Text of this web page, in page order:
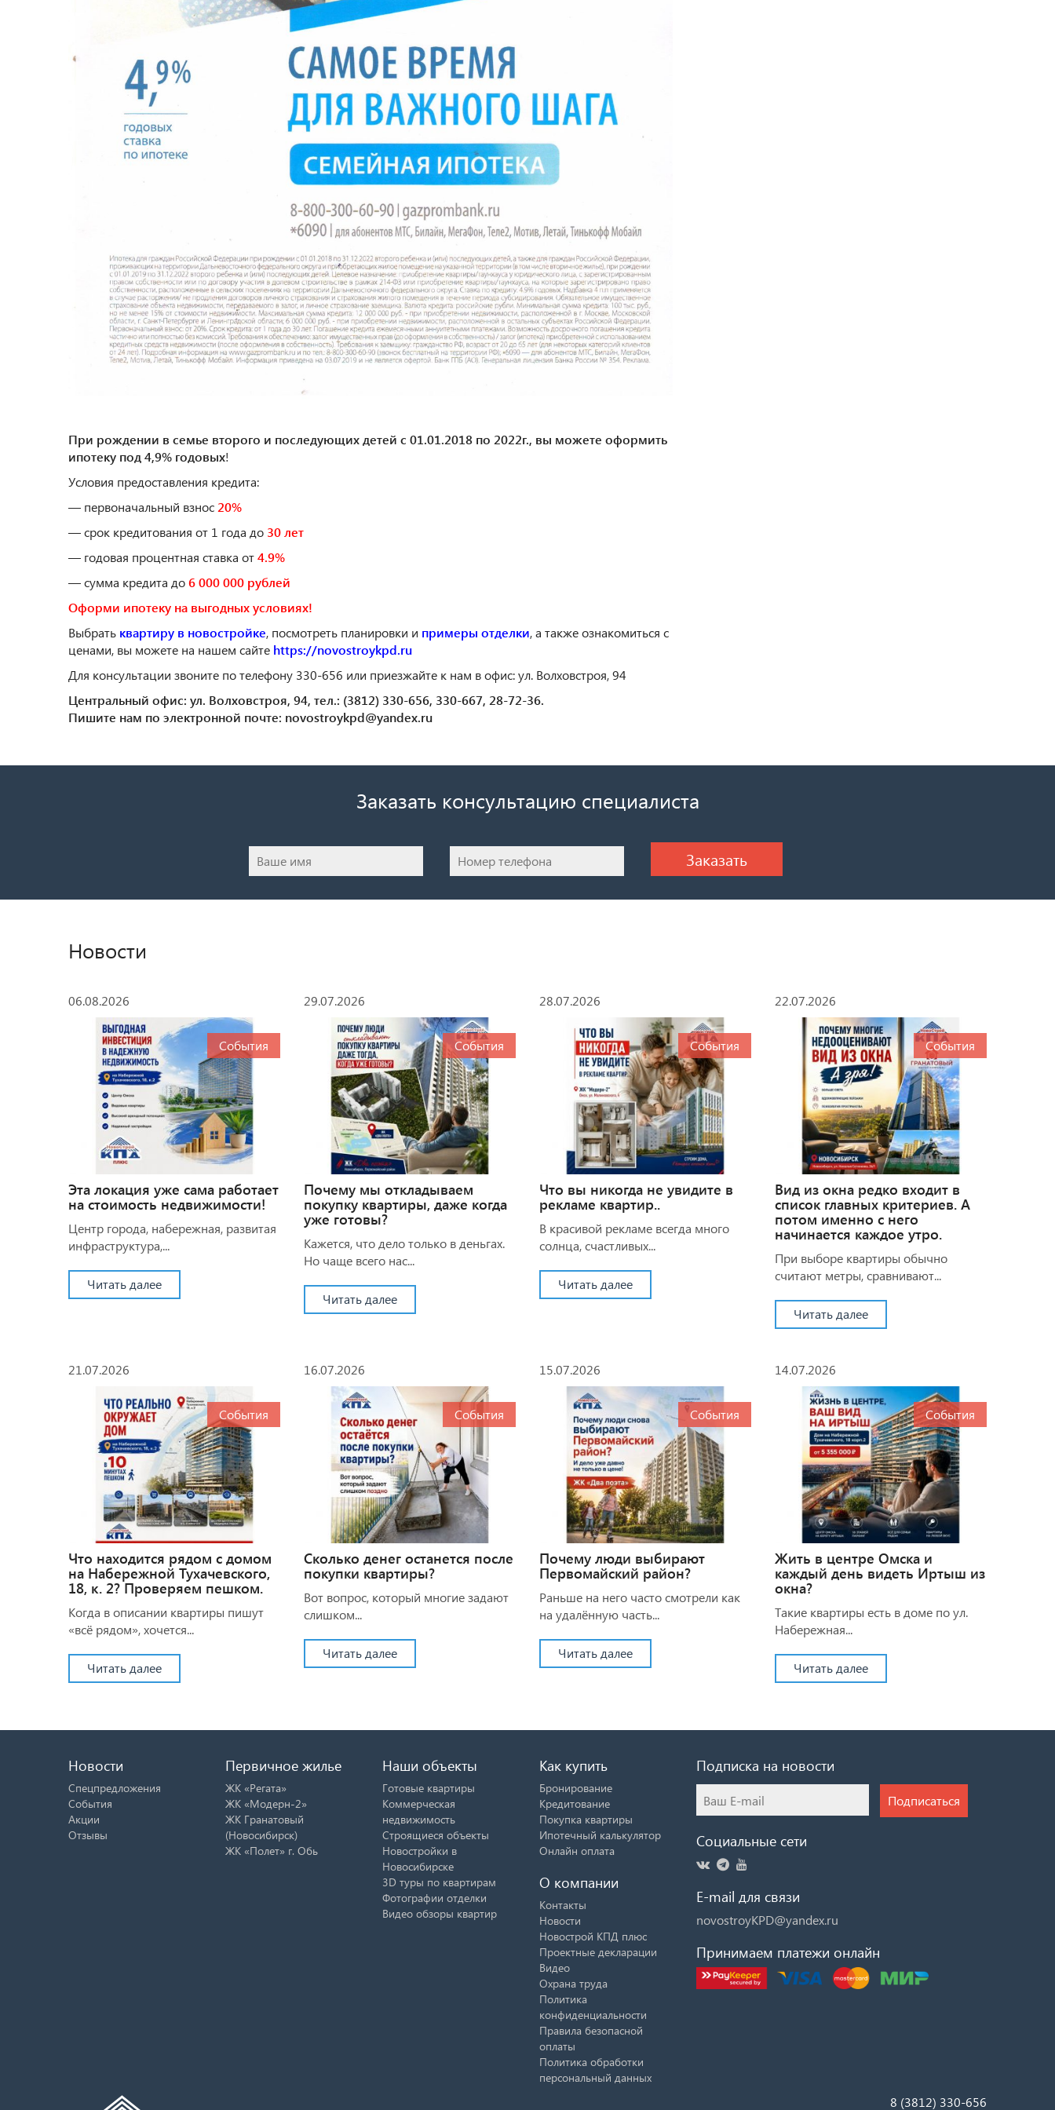
При рождении в семье второго и последующих детей с 01.01.2018 по 2022г., вы можете оформить
ипотеку под 4,9% годовых!
Условия предоставления кредита:
— первоначальный взнос 20%
— срок кредитования от 1 года до 30 лет
— годовая процентная ставка от4.9%
— сумма кредита до6 000 000 рублей
Оформи ипотеку на выгодных условиях!
Выбрать квартиру в новостройке, посмотреть планировки и примеры отделки, а также ознакомиться с
ценами, вы можете на нашем сайте https://novostroykpd.ru
Для консультации звоните по телефону 330-656 или приезжайте к нам в офис: ул. Волховстроя, 94
Центральный офис: ул. Волховстроя, 94, тел.: (3812) 330-656, 330-667, 28-72-36.
Пишите нам по электронной почте: novostroykpd@yandex.ru
Заказать консультацию специалиста
Новости
06.08.2026
События
Эта локация уже сама работает
на стоимость недвижимости!
Центр города, набережная, развитая
инфраструктура,...
Читать далее
29.07.2026
События
Почему мы откладываем
покупку квартиры, даже когда
уже готовы?
Кажется, что дело только в деньгах.
Но чаще всего нас...
Читать далее
28.07.2026
События
Что вы никогда не увидите в
рекламе квартир..
В красивой рекламе всегда много
солнца, счастливых...
Читать далее
22.07.2026
События
Вид из окна редко входит в
список главных критериев. А
потом именно с него
начинается каждое утро.
При выборе квартиры обычно
считают метры, сравнивают...
Читать далее
21.07.2026
События
Что находится рядом с домом
на Набережной Тухачевского,
18, к. 2? Проверяем пешком.
Когда в описании квартиры пишут
«всё рядом», хочется...
Читать далее
16.07.2026
События
Сколько денег останется после
покупки квартиры?
Вот вопрос, который многие задают
слишком...
Читать далее
15.07.2026
События
Почему люди выбирают
Первомайский район?
Раньше на него часто смотрели как
на удалённую часть...
Читать далее
14.07.2026
События
Жить в центре Омска и
каждый день видеть Иртыш из
окна?
Такие квартиры есть в доме по ул.
Набережная...
Читать далее
Новости
Спецпредложения
События
Акции
Отзывы
Первичное жилье
ЖК «Регата»
ЖК «Модерн-2»
ЖК Гранатовый
(Новосибирск)
ЖК «Полет» г. Обь
Наши объекты
Готовые квартиры
Коммерческая
недвижимость
Строящиеся объекты
Новостройки в
Новосибирске
3D туры по квартирам
Фотографии отделки
Видео обзоры квартир
Как купить
Бронирование
Кредитование
Покупка квартиры
Ипотечный калькулятор
Онлайн оплата
О компании
Контакты
Новости
Новострой КПД плюс
Проектные декларации
Видео
Охрана труда
Политика
конфиденциальности
Правила безопасной
оплаты
Политика обработки
персональный данных
Подписка на новости
Подписаться
Социальные сети
E-mail для связи
novostroyKPD@yandex.ru
Принимаем платежи онлайн
8 (3812) 330-656